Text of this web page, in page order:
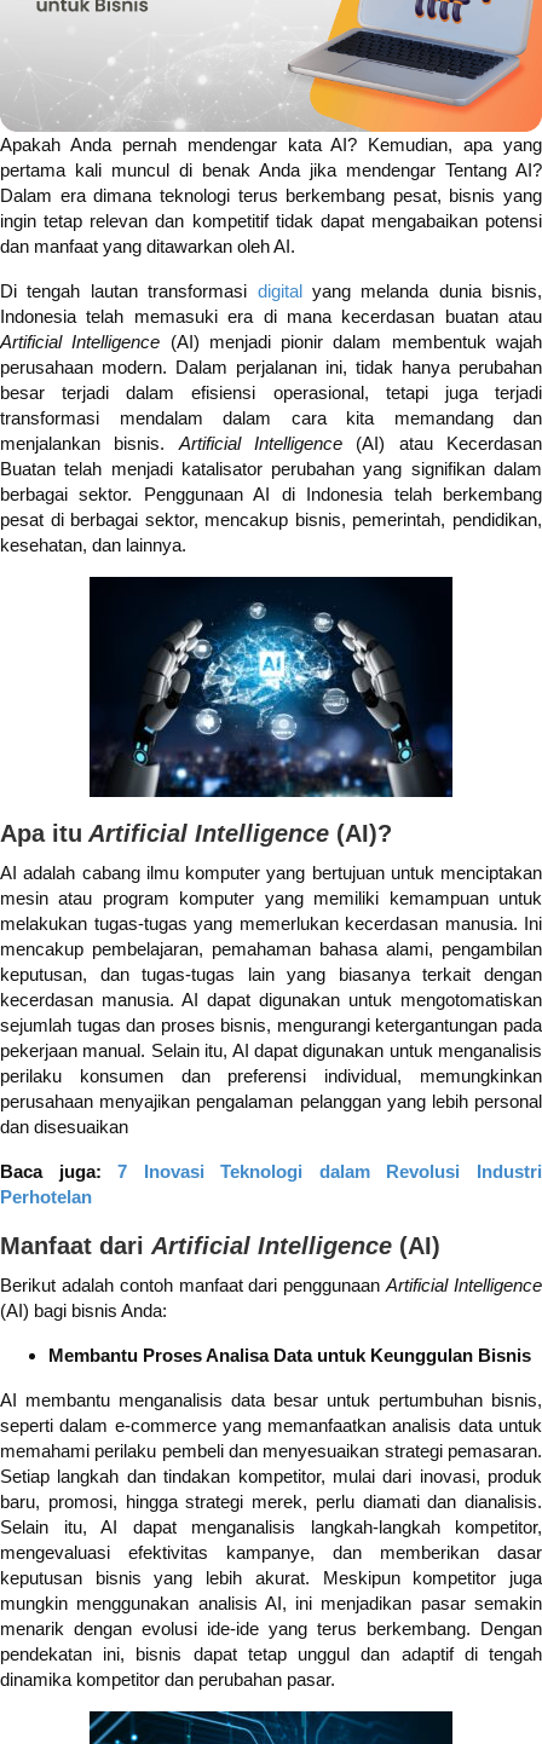
Apakah Anda pernah mendengar kata AI? Kemudian, apa yang
pertama kali muncul di benak Anda jika mendengar Tentang AI?
Dalam era dimana teknologi terus berkembang pesat, bisnis yang
ingin tetap relevan dan kompetitif tidak dapat mengabaikan potensi
dan manfaat yang ditawarkan oleh AI.
Di tengah lautan transformasi digitalyang melanda dunia bisnis,
Indonesia telah memasuki era di mana kecerdasan buatan atau
Artificial Intelligence (AI) menjadi pionir dalam membentuk wajah
perusahaan modern. Dalam perjalanan ini, tidak hanya perubahan
besar terjadi dalam efisiensi operasional, tetapi juga terjadi
transformasi mendalam dalam cara kita memandang dan
menjalankan bisnis. Artificial Intelligence (AI) atau Kecerdasan
Buatan telah menjadi katalisator perubahan yang signifikan dalam
berbagai sektor. Penggunaan AI di Indonesia telah berkembang
pesat di berbagai sektor, mencakup bisnis, pemerintah, pendidikan,
kesehatan, dan lainnya.
Apa itu Artificial Intelligence (AI)?
AI adalah cabang ilmu komputer yang bertujuan untuk menciptakan
mesin atau program komputer yang memiliki kemampuan untuk
melakukan tugas-tugas yang memerlukan kecerdasan manusia. Ini
mencakup pembelajaran, pemahaman bahasa alami, pengambilan
keputusan, dan tugas-tugas lain yang biasanya terkait dengan
kecerdasan manusia. AI dapat digunakan untuk mengotomatiskan
sejumlah tugas dan proses bisnis, mengurangi ketergantungan pada
pekerjaan manual. Selain itu, AI dapat digunakan untuk menganalisis
perilaku konsumen dan preferensi individual, memungkinkan
perusahaan menyajikan pengalaman pelanggan yang lebih personal
dan disesuaikan
Baca juga:7 Inovasi Teknologi dalam Revolusi Industri
Perhotelan
Manfaat dari Artificial Intelligence (AI)
Berikut adalah contoh manfaat dari penggunaanArtificial Intelligence
(AI) bagi bisnis Anda:
Membantu Proses Analisa Data untuk Keunggulan Bisnis
AI membantu menganalisis data besar untuk pertumbuhan bisnis,
seperti dalam e-commerce yang memanfaatkan analisis data untuk
memahami perilaku pembeli dan menyesuaikan strategi pemasaran.
Setiap langkah dan tindakan kompetitor, mulai dari inovasi, produk
baru, promosi, hingga strategi merek, perlu diamati dan dianalisis.
Selain itu, AI dapat menganalisis langkah-langkah kompetitor,
mengevaluasi efektivitas kampanye, dan memberikan dasar
keputusan bisnis yang lebih akurat. Meskipun kompetitor juga
mungkin menggunakan analisis AI, ini menjadikan pasar semakin
menarik dengan evolusi ide-ide yang terus berkembang. Dengan
pendekatan ini, bisnis dapat tetap unggul dan adaptif di tengah
dinamika kompetitor dan perubahan pasar.